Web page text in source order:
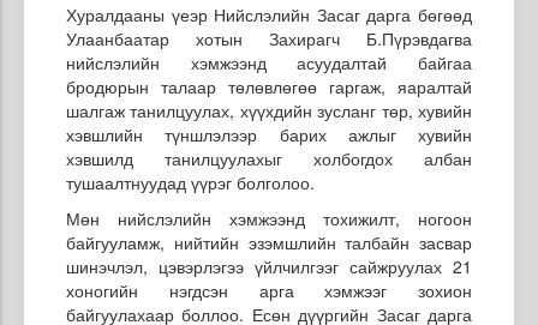
Хуралдааны үеэр Нийслэлийн Засаг дарга бөгөөд
Улаанбаатар хотын Захирагч Б.Пүрэвдагва
нийслэлийн хэмжээнд асуудалтай байгаа
бродюрын талаар төлөвлөгөө гаргаж, яаралтай
шалгаж танилцуулах, хүүхдийн зусланг төр, хувийн
хэвшлийн түншлэлээр барих ажлыг хувийн
хэвшилд танилцуулахыг холбогдох албан
тушаалтнуудад үүрэг болголоо.
Мөн нийслэлийн хэмжээнд тохижилт, ногоон
байгууламж, нийтийн эзэмшлийн талбайн засвар
шинэчлэл, цэвэрлэгээ үйлчилгээг сайжруулах 21
хоногийн нэгдсэн арга хэмжээг зохион
байгуулахаар боллоо. Есөн дүүргийн Засаг дарга